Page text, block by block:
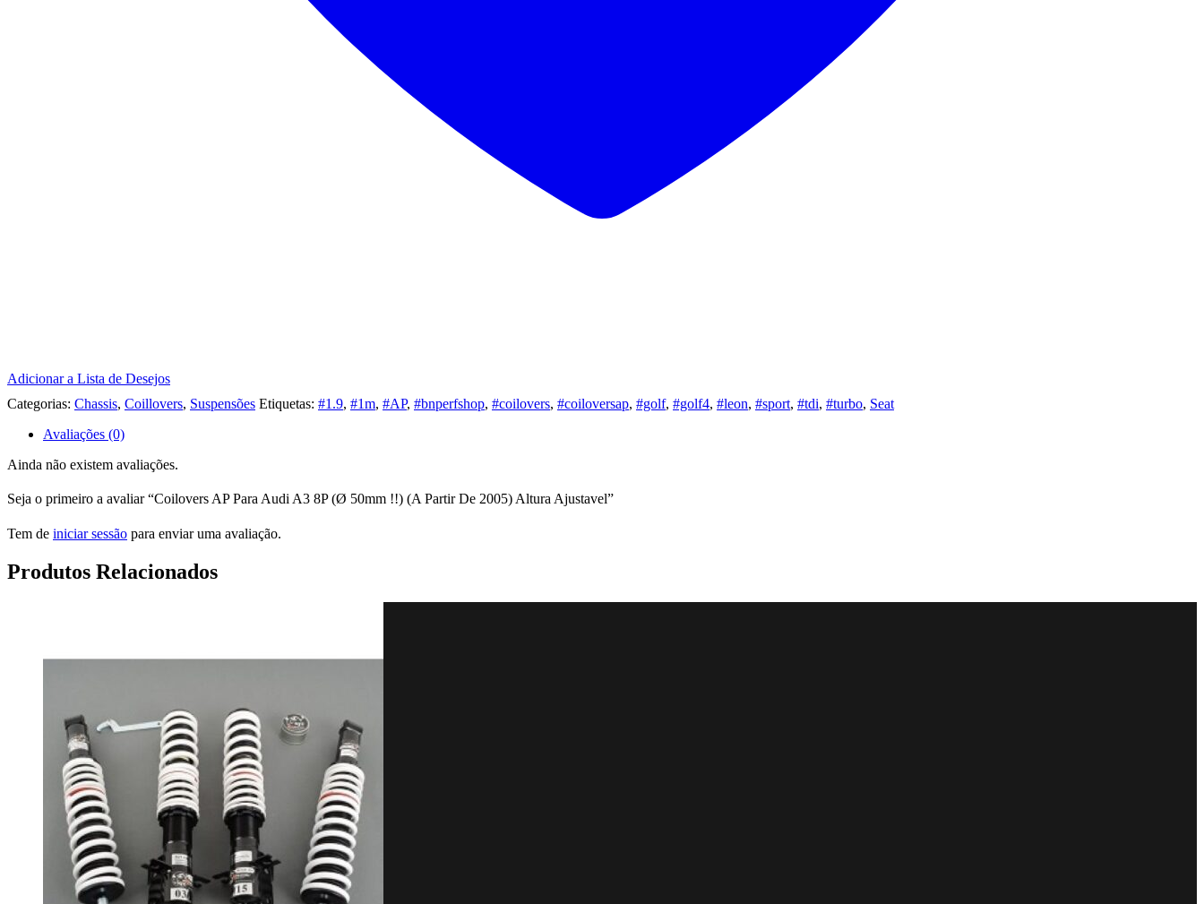
Adicionar a Lista de Desejos
Categorias: Chassis, Coillovers, Suspensões Etiquetas: #1.9, #1m, #AP, #bnperfshop, #coilovers, #coiloversap, #golf, #golf4, #leon, #sport, #tdi, #turbo, Seat
Avaliações (0)
Ainda não existem avaliações.
Seja o primeiro a avaliar “Coilovers AP Para Audi A3 8P (Ø 50mm !!) (A Partir De 2005) Altura Ajustavel”
Tem de iniciar sessão para enviar uma avaliação.
Produtos Relacionados